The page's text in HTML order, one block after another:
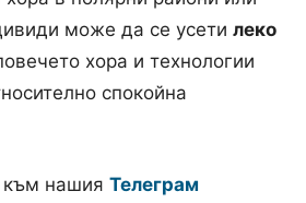
може да се усети леко
хора и технологии
спокойна
към нашия Телеграм